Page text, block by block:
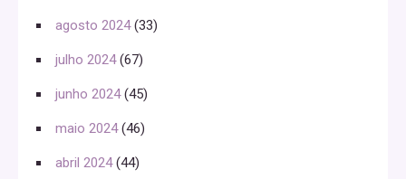
agosto 2024(33)
julho 2024(67)
junho 2024(45)
maio 2024(46)
abril 2024(44)